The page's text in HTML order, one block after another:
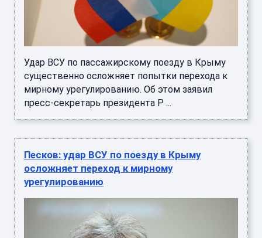
Удар ВСУ по пассажирскому поезду в Крыму
существенно осложняет попытки перехода к
мирному урегулированию. Об этом заявил
пресс-секретарь президента Р ...
Песков: удар ВСУ по поезду в Крыму
осложняет переход к мирному
урегулированию